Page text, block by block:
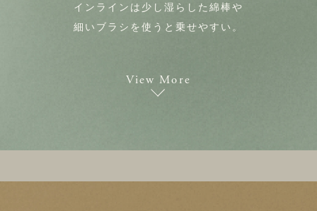
インラインは少し湿らした綿棒や
細いブラシを使うと乗せやすい。
View More